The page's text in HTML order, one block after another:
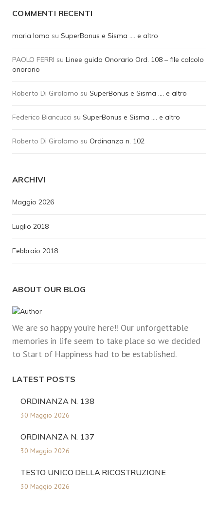
COMMENTI RECENTI
maria lomo su SuperBonus e Sisma …. e altro
PAOLO FERRI su Linee guida Onorario Ord. 108 – file calcolo
onorario
Roberto Di Girolamo su SuperBonus e Sisma …. e altro
Federico Biancucci su SuperBonus e Sisma …. e altro
Roberto Di Girolamo su Ordinanza n. 102
ARCHIVI
Maggio 2026
Luglio 2018
Febbraio 2018
ABOUT OUR BLOG
We are so happy you’re here!! Our unforgettable
memories in life seem to take place so we decided
to Start of Happiness had to be established.
LATEST POSTS
ORDINANZA N. 138
30 Maggio 2026
ORDINANZA N. 137
30 Maggio 2026
TESTO UNICO DELLA RICOSTRUZIONE
30 Maggio 2026